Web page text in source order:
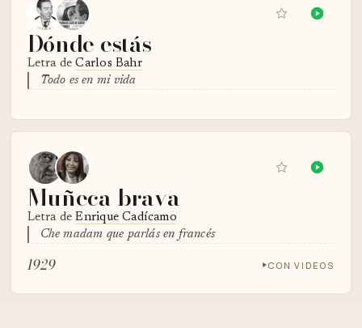
Dónde estás
Letra deCarlos Bahr
Todo es en mi vida
Muñeca brava
Letra deEnrique Cadícamo
Che madam que parlás en francés
1929 CON VIDEOS